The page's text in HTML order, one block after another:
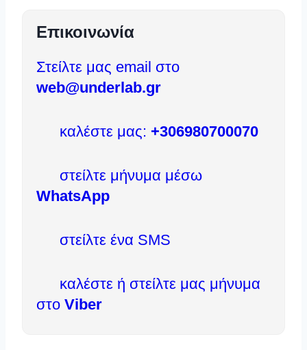
Επικοινωνία
Στείλτε μας email στο
web@underlab.gr
καλέστε μας: +306980700070
στείλτε μήνυμα μέσω
WhatsApp
στείλτε ένα SMS
καλέστε ή στείλτε μας μήνυμα
στο Viber